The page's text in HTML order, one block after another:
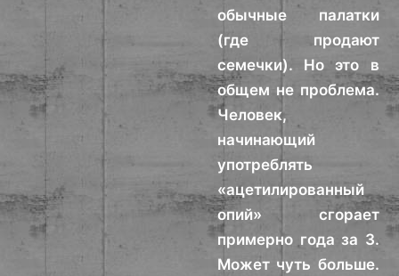
обычные палатки
(где продают
семечки). Но это в
общем не проблема.
Человек,
начинающий
употреблять
«ацетилированный
опий» сгорает
примерно года за 3.
Может чуть больше.